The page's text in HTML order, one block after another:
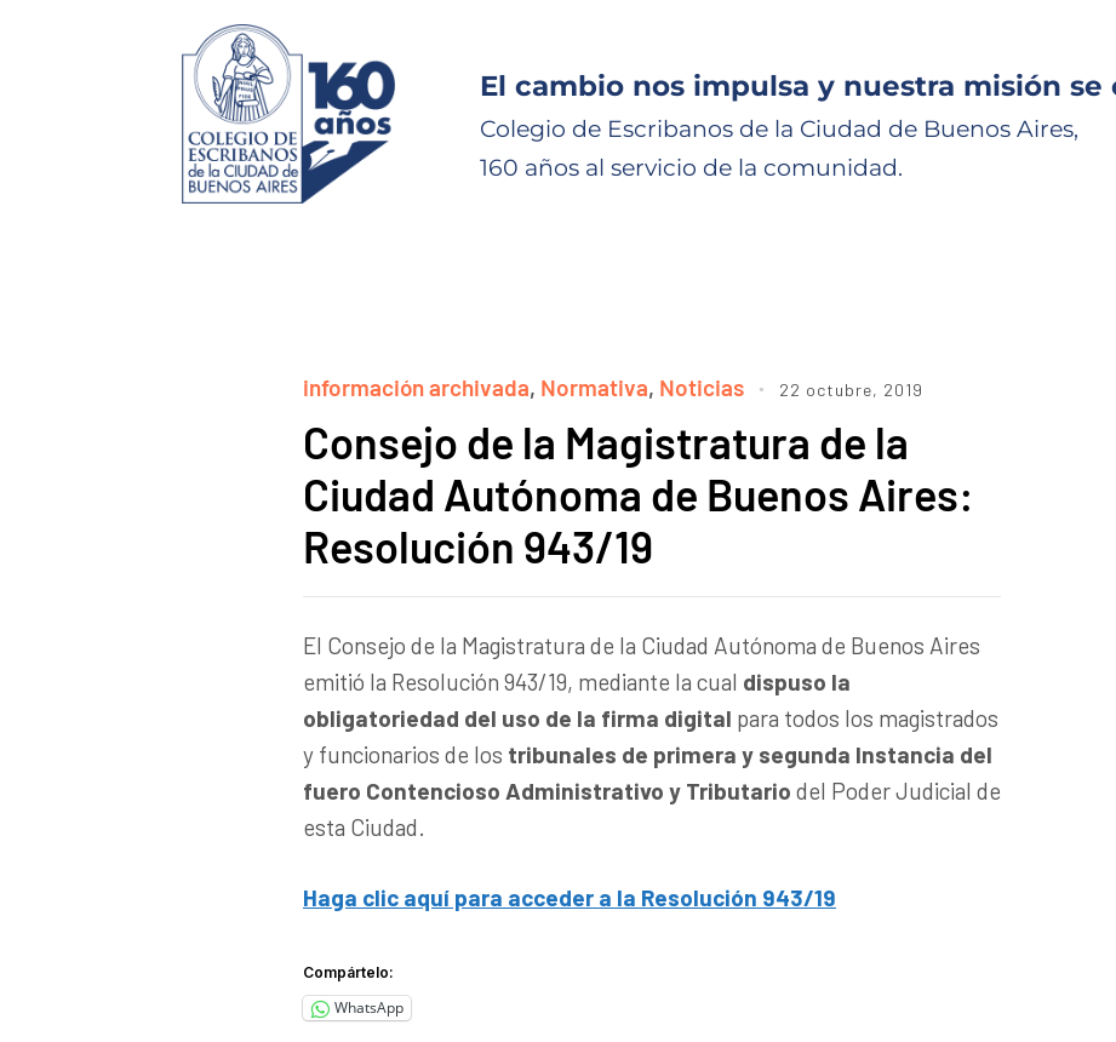
El cambio nos impulsa y nuestra misión se
Colegio de Escribanos de la Ciudad de Buenos Aires,
160 años al servicio de la comunidad.
información archivada, Normativa, Noticias 22 octubre, 2019
Consejo de la Magistratura de la
Ciudad Autónoma de Buenos Aires:
Resolución 943/19
El Consejo de la Magistratura de la Ciudad Autónoma de Buenos Aires
emitió la Resolución 943/19, mediante la cual dispuso la
obligatoriedad del uso de la firma digital para todos los magistrados
y funcionarios de los tribunales de primera y segunda Instancia del
fuero Contencioso Administrativo y Tributario del Poder Judicial de
esta Ciudad.
Haga clic aquí para acceder a la Resolución 943/19
Compártelo:
WhatsApp